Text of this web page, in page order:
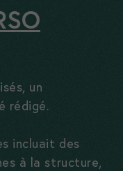
un
rédigé.
incluait des
à la structure,